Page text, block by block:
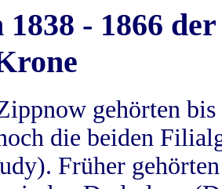
1838 - 1866
gehörten
die beiden
Früher